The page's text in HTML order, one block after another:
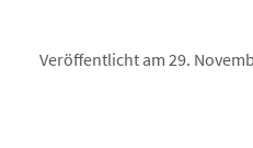
Veröffentlicht am 29.